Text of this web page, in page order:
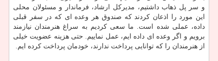
و سر پل ذهاب داشتیم، مدیركل ارشاد، فرماندار و مسئولان محلی
این مورد را اذعان كردند كه صندوق هر وعده ای كه در سفر قبلی
داده، عملی شده است. ما سعی كردیم به سراغ هنرمندان نیازمند
برویم و اگر وعده ای داده ایم، عمل نماییم. حتی هزینه عضویت خیلی
از هنرمندان را كه توانایی پرداخت ندارند، خودمان پرداخت كرده ایم.